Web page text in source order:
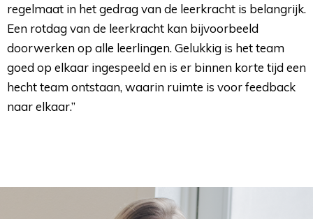
regelmaat in het gedrag van de leerkracht is belangrijk.
Een rotdag van de leerkracht kan bijvoorbeeld
doorwerken op alle leerlingen. Gelukkig is het team
goed op elkaar ingespeeld en is er binnen korte tijd een
hecht team ontstaan, waarin ruimte is voor feedback
naar elkaar.”